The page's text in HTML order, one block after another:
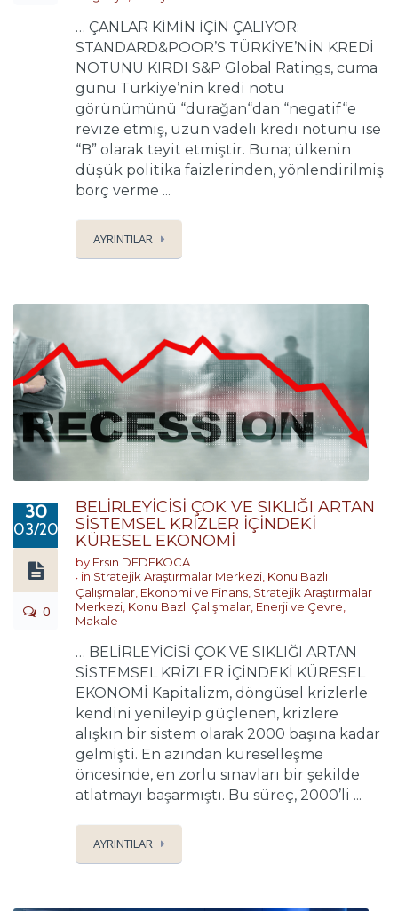
… ÇANLAR KİMİN İÇİN ÇALIYOR:
STANDARD&POOR’S TÜRKİYE’NİN KREDİ
NOTUNU KIRDI S&P Global Ratings, cuma
günü Türkiye’nin kredi notu
görünümünü “durağan“dan “negatif“e
revize etmiş, uzun vadeli kredi notunu ise
“B” olarak teyit etmiştir. Buna; ülkenin
düşük politika faizlerinden, yönlendirilmiş
borç verme ...
AYRINTILAR
30
03/2023
0
BELİRLEYİCİSİ ÇOK VE SIKLIĞI ARTAN
SİSTEMSEL KRİZLER İÇİNDEKİ
KÜRESEL EKONOMİ
by Ersin DEDEKOCA
in Stratejik Araştırmalar Merkezi Konu Bazlı
Çalışmalar Ekonomi ve Finans Stratejik Araştırmalar
Merkezi Konu Bazlı Çalışmalar Enerji ve Çevre
Makale
… BELİRLEYİCİSİ ÇOK VE SIKLIĞI ARTAN
SİSTEMSEL KRİZLER İÇİNDEKİ KÜRESEL
EKONOMİ Kapitalizm, döngüsel krizlerle
kendini yenileyip güçlenen, krizlere
alışkın bir sistem olarak 2000 başına kadar
gelmişti. En azından küreselleşme
öncesinde, en zorlu sınavları bir şekilde
atlatmayı başarmıştı. Bu süreç, 2000’li ...
AYRINTILAR